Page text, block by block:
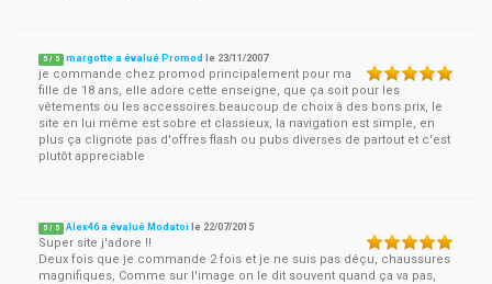
5 / 5 margotte a évalué Promod le 23/11/2007
je commande chez promod principalement pour ma
fille de 18 ans, elle adore cette enseigne, que ça soit pour les
vêtements ou les accessoires.beaucoup de choix à des bons prix, le
site en lui même est sobre et classieux, la navigation est simple, en
plus ça clignote pas d'offres flash ou pubs diverses de partout et c'est
plutôt appreciable
5 / 5 Alex46 a évalué Modatoi le 22/07/2015
Super site j'adore !!
Deux fois que je commande 2 fois et je ne suis pas déçu, chaussures
magnifiques, Comme sur l'image on le dit souvent quand ça va pas,